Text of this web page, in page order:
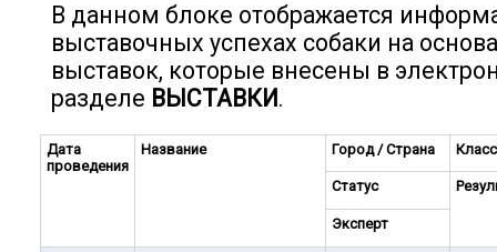
В данном блоке отображается
выставочных успехах собаки на
выставок, которые внесены в
разделе ВЫСТАВКИ.
Дата
проведения
Название Город / Страна Класс
Статус
Эксперт